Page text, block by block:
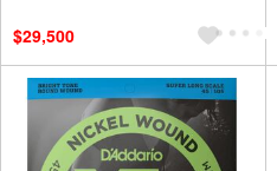
$29,500